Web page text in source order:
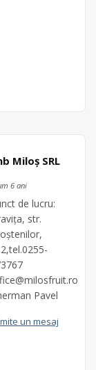
Miloș SRL
6 ani
de lucru:
str.
Pavel
un mesaj